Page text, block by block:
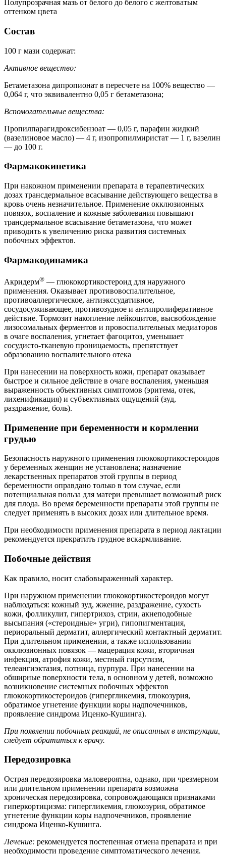
Полупрозрачная мазь от белого до белого с желтоватым
оттенком цвета
Состав
100 г мази содержат:
Активное вещество:
Бетаметазона дипропионат в пересчете на 100% вещество —
0,064 г, что эквивалентно 0,05 г бетаметазона;
Вспомогательные вещества:
Пропилпарагидроксибензоат — 0,05 г, парафин жидкий
(вазелиновое масло) — 4 г, изопропилмиристат — 1 г, вазелин
— до 100 г.
Фармакокинетика
При накожном применении препарата в терапевтических
дозах трансдермальное всасывание действующего вещества в
кровь очень незначительное. Применение окклюзионных
повязок, воспаление и кожные заболевания повышают
трансдермальное всасывание бетаметазона, что может
приводить к увеличению риска развития системных
побочных эффектов.
Фармакодинамика
Акридерм® — глюкокортикостероид для наружного
применения. Оказывает противовоспалительное,
противоаллергическое, антиэкссудативное,
сосудосуживающее, противозудное и антипролиферативное
действие. Тормозит накопление лейкоцитов, высвобождение
лизосомальных ферментов и провоспалительных медиаторов
в очаге воспаления, угнетает фагоцитоз, уменьшает
сосудисто-тканевую проницаемость, препятствует
образованию воспалительного отека
При нанесении на поверхность кожи, препарат оказывает
быстрое и сильное действие в очаге воспаления, уменьшая
выраженность объективных симптомов (эритема, отек,
лихенификация) и субъективных ощущений (зуд,
раздражение, боль).
Применение при беременности и кормлении
грудью
Безопасность наружного применения глюкокортикостероидов
у беременных женщин не установлена; назначение
лекарственных препаратов этой группы в период
беременности оправдано только в том случае, если
потенциальная польза для матери превышает возможный риск
для плода. Во время беременности препараты этой группы не
следует применять в высоких дозах или длительное время.
При необходимости применения препарата в период лактации
рекомендуется прекратить грудное вскармливание.
Побочные действия
Как правило, носит слабовыраженный характер.
При наружном применении глюкокортикостероидов могут
наблюдаться: кожный зуд, жжение, раздражение, сухость
кожи, фолликулит, гипертрихоз, стрии, акнеподобные
высыпания («стероидные» угри), гипопигментация,
периоральный дерматит, аллергический контактный дерматит.
При длительном применении, а также использовании
окклюзионных повязок — мацерация кожи, вторичная
инфекция, атрофия кожи, местный гирсутизм,
телеангиэктазия, потница, пурпура. При нанесении на
обширные поверхности тела, в основном у детей, возможно
возникновение системных побочных эффектов
глюкокортикостероидов (гипергликемия, глюкозурия,
обратимое угнетение функции коры надпочечников,
проявление синдрома Иценко-Кушинга).
При появлении побочных реакций, не описанных в инструкции,
следует обратиться к врачу.
Передозировка
Острая передозировка маловероятна, однако, при чрезмерном
или длительном применении препарата возможна
хроническая передозировка, сопровождающаяся признаками
гиперкортицизма: гипергликемия, глюкозурия, обратимое
угнетение функции коры надпочечников, проявление
синдрома Иценко-Кушинга.
Лечение: рекомендуется постепенная отмена препарата и при
необходимости проведение симптоматического лечения.